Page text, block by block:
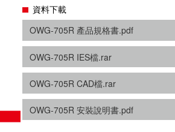
資料下載
OWG-705R 產品規格書.pdf
OWG-705R IES檔.rar
OWG-705R CAD檔.rar
OWG-705R 安裝說明書.pdf